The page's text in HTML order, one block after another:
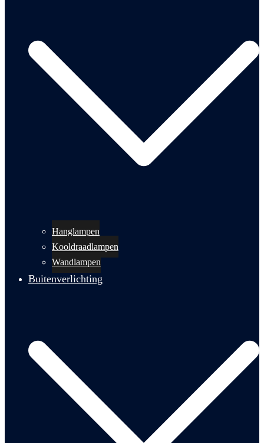
Hanglampen
Kooldraadlampen
Wandlampen
Buitenverlichting